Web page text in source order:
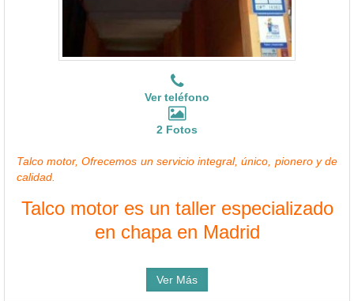
Ver teléfono
2 Fotos
Talco motor, Ofrecemos un servicio integral, único, pionero y de
calidad.
Talco motor es un taller especializado
en chapa en Madrid
Ver Más